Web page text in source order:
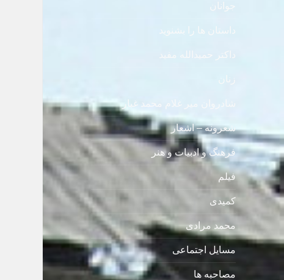
جوانان
داستان ها را بشنوید
داکتر حمیدالله مفید
زنان
شادروان میر غلام محمد غبار
شعرونه – اشعار
فرهنگ و ادبیات و هنر
فیلم
کمیدی
محمد مرادی
مسایل اجتماعی
مصاحبه ها